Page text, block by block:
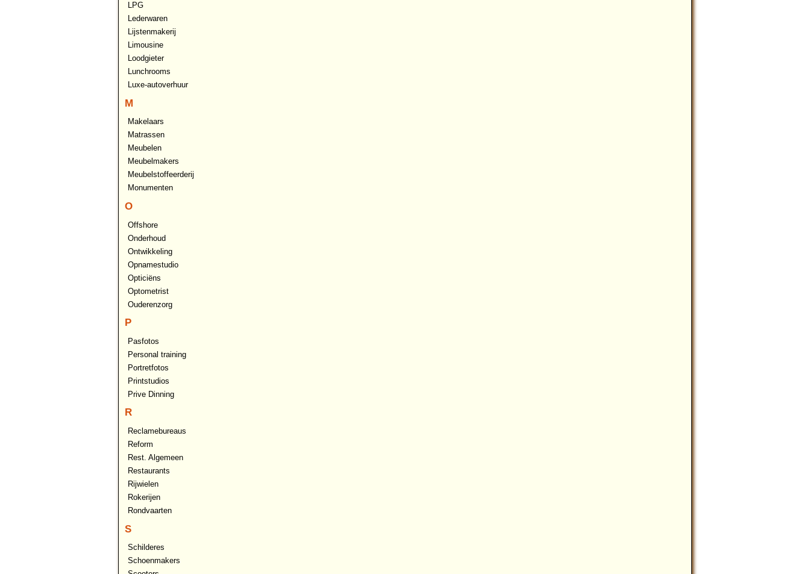
LPG
Lederwaren
Lijstenmakerij
Limousine
Loodgieter
Lunchrooms
Luxe-autoverhuur
M
Makelaars
Matrassen
Meubelen
Meubelmakers
Meubelstoffeerderij
Monumenten
O
Offshore
Onderhoud
Ontwikkeling
Opnamestudio
Opticiëns
Optometrist
Ouderenzorg
P
Pasfotos
Personal training
Portretfotos
Printstudios
Prive Dinning
R
Reclamebureaus
Reform
Rest. Algemeen
Restaurants
Rijwielen
Rokerijen
Rondvaarten
S
Schilderes
Schoenmakers